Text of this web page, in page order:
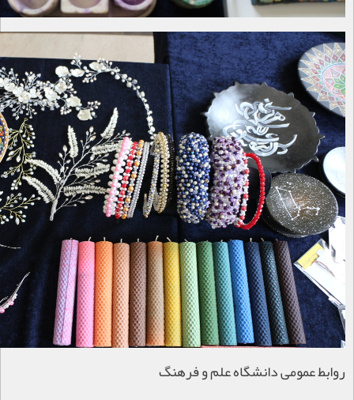
روابط عمومی دانشگاه علم و فرهنگ